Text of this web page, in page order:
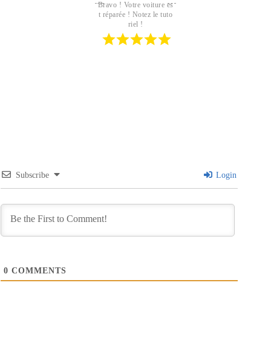
Bravo ! Votre voiture es
t réparée ! Notez le tuto
riel !
Subscribe Login
0 COMMENTS